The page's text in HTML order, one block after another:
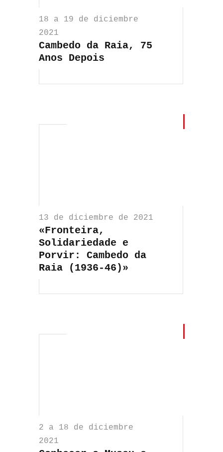
18 a 19 de diciembre
2021
Cambedo da Raia, 75
Anos Depois
13 de diciembre de 2021
«Fronteira,
Solidariedade e
Porvir: Cambedo da
Raia (1936-46)»
2 a 18 de diciembre
2021